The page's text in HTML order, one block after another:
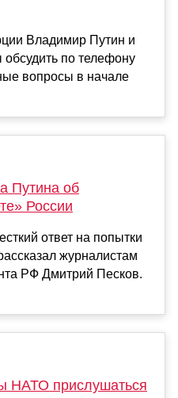
Владимир Путин и
по телефону
вопросы в начале
Путина об
России
ответ на попытки
журналистам
РФ Дмитрий Песков.
НАТО прислушаться